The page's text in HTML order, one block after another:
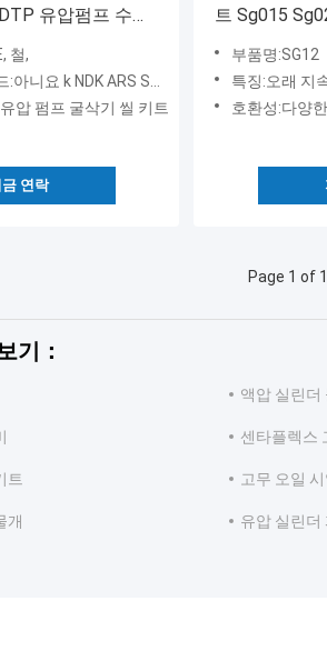
유압펌프 수리
다
철,
니요 k NDK ARS SOG
압 펌프 굴삭기 씰 키트
연락
트 Sg015
Sg15 Sg17
E200b E320b
M317D2
부품명:SG12
특징:오래 지
호환성:다양한
Page 1 of
기：
액압 실린더
센타플렉스
트 고무 오일 시
개 유압 실린더